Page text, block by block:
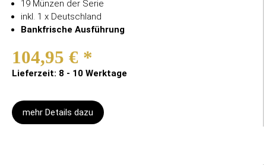
19 Münzen der Serie
inkl. 1 x Deutschland
Bankfrische Ausführung
104,95 € *
Lieferzeit: 8 - 10 Werktage
mehr Details dazu